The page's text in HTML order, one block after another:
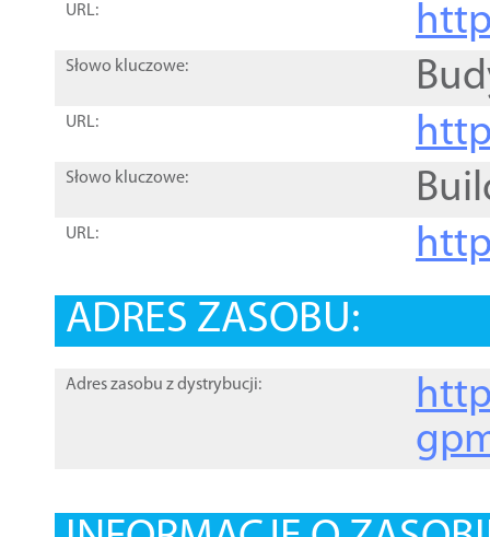
URL:
Słowo kluczowe:
URL:
Słowo kluczowe:
URL:
ADRES ZASOBU:
Adres zasobu z dystrybucji: